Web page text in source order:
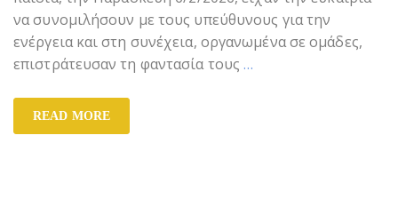
να συνομιλήσουν με τους υπεύθυνους για την
ενέργεια και στη συνέχεια, οργανωμένα σε ομάδες,
επιστράτευσαν τη φαντασία τους…
READ MORE